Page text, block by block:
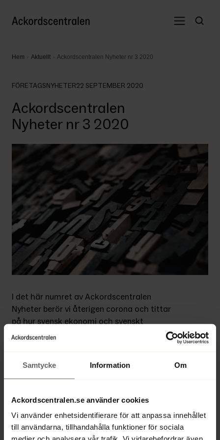
Samtycke Information Om
Ackordscentralen.se använder cookies
Vi använder enhetsidentifierare för att anpassa innehållet
till användarna, tillhandahålla funktioner för sociala
Hem Aktuellt Ackordscentralen Nyheter nr 3 2020
FÖRETAGSNYHETER22 SEPTEMBER 2020
Ackordscentralen
Nyheter nr 3 2020
I det här numret av Ackordscentralen
Nyheter berör vi återigen corona och tittar
på hur svensk ekonomi och svenskt
företagande har påverkats. Vi har intervjuat
seniorekonom på Mannheimer Swartling
Advokatbyrå, samt Stefan Westerberg på
Stockholms Handelskammare och Daniel
Ur innehållet: Ett dystert konjunkturläge